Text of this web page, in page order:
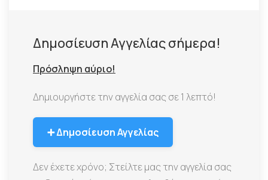
Δημοσίευση Αγγελίας σήμερα!
Πρόσληψη αύριο!
Δημιουργήστε την αγγελία σας σε 1 λεπτό!
➕ Δημοσίευση Αγγελίας
Δεν έχετε χρόνο; Στείλτε μας την αγγελία σας